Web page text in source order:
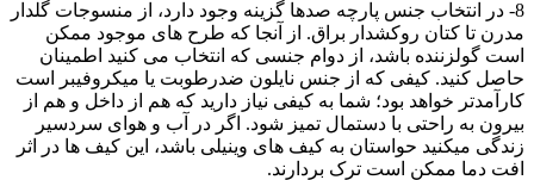
8- در انتخاب جنس پارچه صدها گزینه وجود دارد، از منسوجات گلدار
مدرن تا کتان روکشدار براق. از آنجا که طرح­ های موجود ممکن
است گول­زننده باشد، از دوام جنسی که انتخاب می­ کنید اطمینان
حاصل کنید. کیفی که از جنس نایلون ضدرطوبت یا میکروفیبر است
کارآمدتر خواهد بود؛ شما به کیفی نیاز دارید که هم از داخل و هم از
بیرون به راحتی با دستمال تمیز شود. اگر در آب ­و هوای سردسیر
زندگی می­کنید حواستان به کیف های وینیلی باشد، این کیف ­ها در اثر
افت دما ممکن است ترک بردارند.